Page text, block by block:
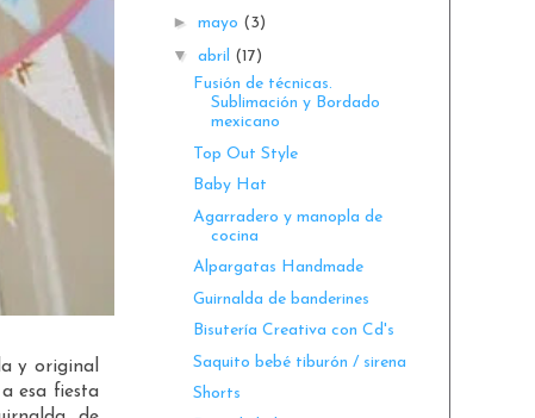
y original
esa fiesta
► mayo (3)
▼ abril (17)
Fusión de técnicas.
Sublimación y Bordado
mexicano
Top Out Style
Baby Hat
Agarradero y manopla de
cocina
Alpargatas Handmade
Guirnalda de banderines
Bisutería Creativa con Cd's
Saquito bebé tiburón / sirena
Shorts